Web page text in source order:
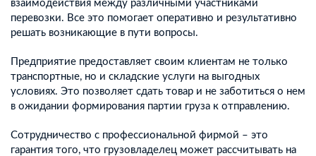
взаимодействия между различными участниками
перевозки. Все это помогает оперативно и результативно
решать возникающие в пути вопросы.
Предприятие предоставляет своим клиентам не только
транспортные, но и складские услуги на выгодных
условиях. Это позволяет сдать товар и не заботиться о нем
в ожидании формирования партии груза к отправлению.
Сотрудничество с профессиональной фирмой – это
гарантия того, что грузовладелец может рассчитывать на